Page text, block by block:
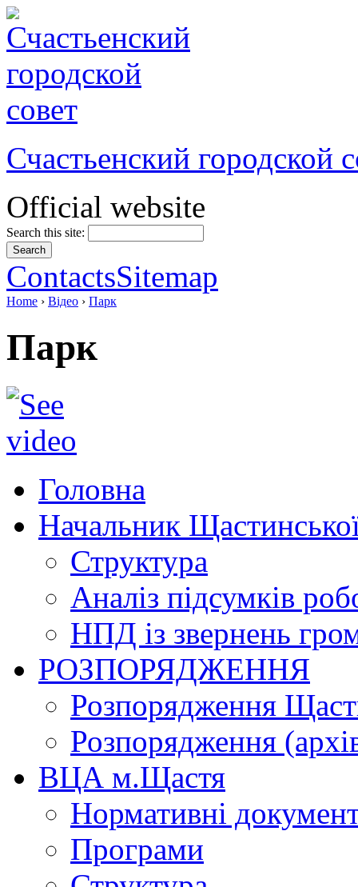
Счастьенский городской
Official website
Search this site:
ContactsSitemap
Home › Відео › Парк
Парк
Головна
Начальник
Структура
Аналіз підсумків
НПД із звернень
РОЗПОРЯДЖЕННЯ
Розпорядження
Розпорядження
ВЦА м.Щастя
Нормативні
Програми